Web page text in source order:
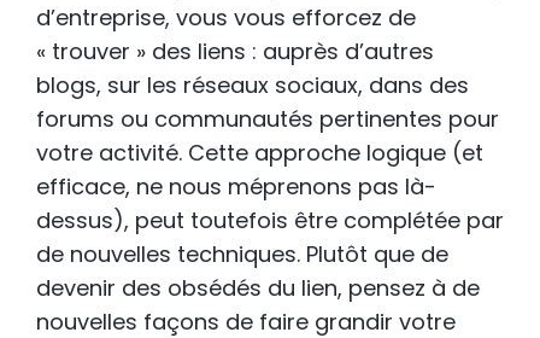
d’entreprise, vous vous efforcez de
« trouver » des liens : auprès d’autres
blogs, sur les réseaux sociaux, dans des
forums ou communautés pertinentes pour
votre activité. Cette approche logique (et
efficace, ne nous méprenons pas là-
dessus), peut toutefois être complétée par
de nouvelles techniques. Plutôt que de
devenir des obsédés du lien, pensez à de
nouvelles façons de faire grandir votre